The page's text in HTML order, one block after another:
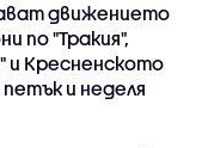
движението
по "Тракия",
и Кресненското
и неделя